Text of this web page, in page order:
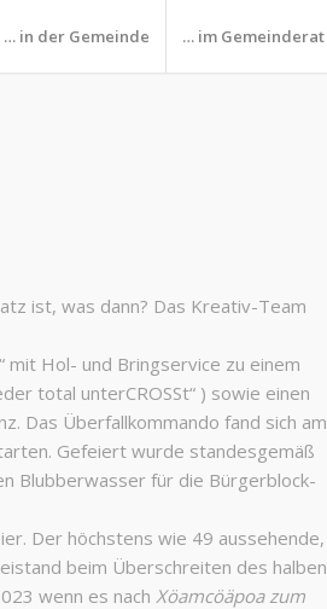
… in der Gemeinde … im Gemeinderat
ist, was dann? Das Kreativ-Team
mit Hol- und Bringservice zu einem
total unterCROSSt“ ) sowie einen
Das Überfallkommando fand sich am
Gefeiert wurde standesgemäß
Blubberwasser für die Bürgerblock-
Der höchstens wie 49 aussehende,
beim Überschreiten des halben
wenn es nach Xöamcöäpoa zum